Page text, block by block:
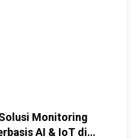
Monitoring
AI & IoT di